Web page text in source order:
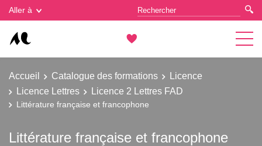
Aller à
Accueil Catalogue des formations
Licence
Licence Lettres
Licence 2 Lettres FAD
Littérature française et francophone
Littérature française et francophone
Gestion des cookies